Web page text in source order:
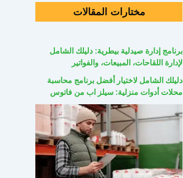
مختارات المقالات
برنامج إدارة صيدلية بيطرية: دليلك الشامل
لإدارة اللقاحات، المبيعات، والفواتير
دليلك الشامل لاختيار أفضل برنامج محاسبة
محلات أدوات منزلية: سيلز اب من فاتوس